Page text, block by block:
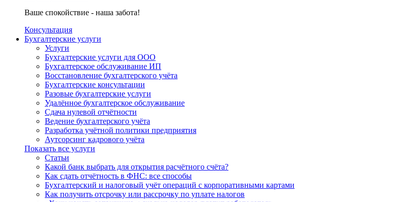
Ваше спокойствие - наша забота!
Консультация
Бухгалтерские услуги
Услуги
Бухгалтерские услуги для ООО
Бухгалтерское обслуживание ИП
Восстановление бухгалтерского учёта
Бухгалтерские консультации
Разовые бухгалтерские услуги
Удалённое бухгалтерское обслуживание
Сдача нулевой отчётности
Ведение бухгалтерского учёта
Разработка учётной политики предприятия
Аутсорсинг кадрового учёта
Показать все услуги
Статьи
Какой банк выбрать для открытия расчётного счёта?
Как сдать отчётность в ФНС: все способы
Бухгалтерский и налоговый учёт операций с корпоративными картами
Как получить отсрочку или рассрочку по уплате налогов